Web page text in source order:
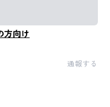
方向け
通報する